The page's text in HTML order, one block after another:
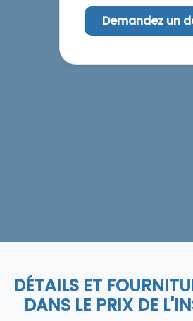
Demandez un
DÉTAILS ET
DANS LE PRIX DE